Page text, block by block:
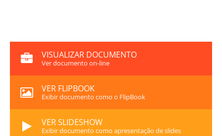
VISUALIZAR DOCUMENTO
Ver documento on-line
VER FLIPBOOK
Exibir documento como o FlipBook
VER SLIDESHOW
Exibir documento como apresentação de slides